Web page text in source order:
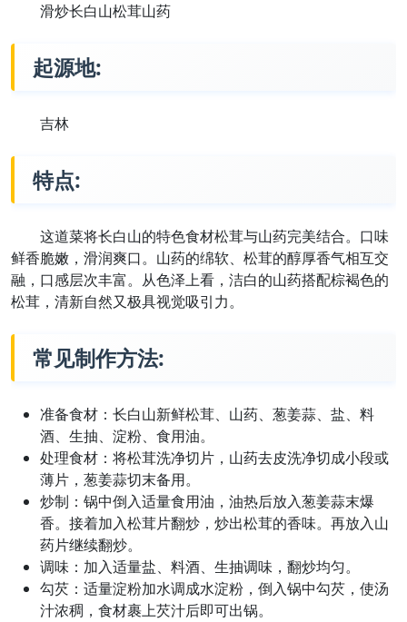
滑炒长白山松茸山药
起源地:
吉林
特点:
这道菜将长白山的特色食材松茸与山药完美结合。口味
鲜香脆嫩，滑润爽口。山药的绵软、松茸的醇厚香气相互交
融，口感层次丰富。从色泽上看，洁白的山药搭配棕褐色的
松茸，清新自然又极具视觉吸引力。
常见制作方法:
准备食材：长白山新鲜松茸、山药、葱姜蒜、盐、料
酒、生抽、淀粉、食用油。
处理食材：将松茸洗净切片，山药去皮洗净切成小段或
薄片，葱姜蒜切末备用。
炒制：锅中倒入适量食用油，油热后放入葱姜蒜末爆
香。接着加入松茸片翻炒，炒出松茸的香味。再放入山
药片继续翻炒。
调味：加入适量盐、料酒、生抽调味，翻炒均匀。
勾芡：适量淀粉加水调成水淀粉，倒入锅中勾芡，使汤
汁浓稠，食材裹上芡汁后即可出锅。